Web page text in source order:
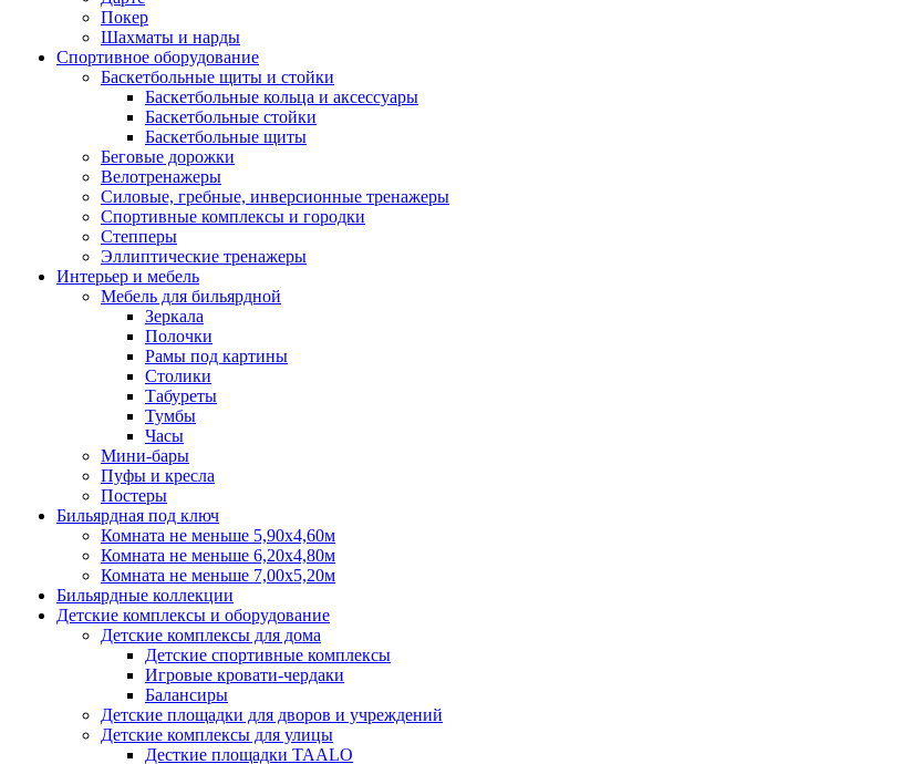
Покер
Шахматы и нарды
Спортивное оборудование
Баскетбольные щиты и стойки
Баскетбольные кольца и аксессуары
Баскетбольные стойки
Баскетбольные щиты
Беговые дорожки
Велотренажеры
Силовые, гребные, инверсионные тренажеры
Спортивные комплексы и городки
Степперы
Эллиптические тренажеры
Интерьер и мебель
Мебель для бильярдной
Зеркала
Полочки
Рамы под картины
Столики
Табуреты
Тумбы
Часы
Мини-бары
Пуфы и кресла
Постеры
Бильярдная под ключ
Комната не меньше 5,90х4,60м
Комната не меньше 6,20х4,80м
Комната не меньше 7,00х5,20м
Бильярдные коллекции
Детские комплексы и оборудование
Детские комплексы для дома
Детские спортивные комплексы
Игровые кровати-чердаки
Балансиры
Детские площадки для дворов и учреждений
Детские комплексы для улицы
Десткие площадки TAALO